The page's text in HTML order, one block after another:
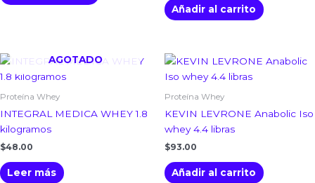
Añadir al carrito
AGOTADO
Proteína Whey
INTEGRAL MEDICA WHEY 1.8
kilogramos
$48.00
Leer más
Proteína Whey
KEVIN LEVRONE Anabolic Iso
whey 4.4 libras
$93.00
Añadir al carrito